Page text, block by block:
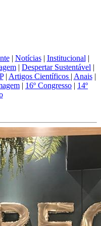
| Notícias| Institucional |
| Despertar Sustentável |
| Artigos Científicos | Anais|
| 16º Congresso | 14º